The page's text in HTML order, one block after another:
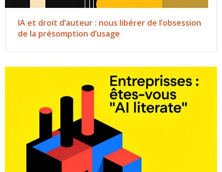
IA et droit d’auteur : nous libérer de l’obsession
de la présomption d’usage